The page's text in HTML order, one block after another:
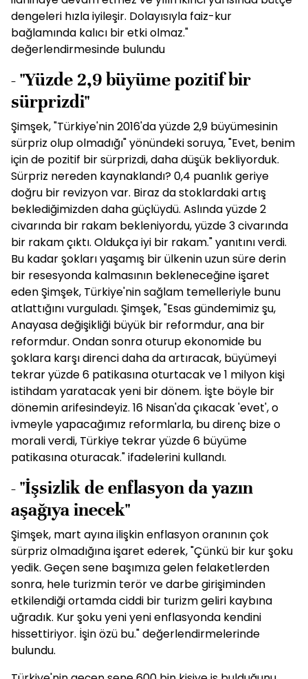
dengeleri hızla iyileşir. Dolayısıyla faiz-kur
bağlamında kalıcı bir etki olmaz."
değerlendirmesinde bulundu
- "Yüzde 2,9 büyüme pozitif bir
sürprizdi"
Şimşek, "Türkiye'nin 2016'da yüzde 2,9 büyümesinin
sürpriz olup olmadığı" yönündeki soruya, "Evet, benim
için de pozitif bir sürprizdi, daha düşük bekliyorduk.
Sürpriz nereden kaynaklandı? 0,4 puanlık geriye
doğru bir revizyon var. Biraz da stoklardaki artış
beklediğimizden daha güçlüydü. Aslında yüzde 2
civarında bir rakam bekleniyordu, yüzde 3 civarında
bir rakam çıktı. Oldukça iyi bir rakam." yanıtını verdi.
Bu kadar şokları yaşamış bir ülkenin uzun süre derin
bir resesyonda kalmasının bekleneceğine işaret
eden Şimşek, Türkiye'nin sağlam temelleriyle bunu
atlattığını vurguladı. Şimşek, "Esas gündemimiz şu,
Anayasa değişikliği büyük bir reformdur, ana bir
reformdur. Ondan sonra oturup ekonomide bu
şoklara karşı direnci daha da artıracak, büyümeyi
tekrar yüzde 6 patikasına oturtacak ve 1 milyon kişi
istihdam yaratacak yeni bir dönem. İşte böyle bir
dönemin arifesindeyiz. 16 Nisan'da çıkacak 'evet', o
ivmeyle yapacağımız reformlarla, bu direnç bize o
morali verdi, Türkiye tekrar yüzde 6 büyüme
patikasına oturacak." ifadelerini kullandı.
- "İşsizlik de enflasyon da yazın
aşağıya inecek"
Şimşek, mart ayına ilişkin enflasyon oranının çok
sürpriz olmadığına işaret ederek, "Çünkü bir kur şoku
yedik. Geçen sene başımıza gelen felaketlerden
sonra, hele turizmin terör ve darbe girişiminden
etkilendiği ortamda ciddi bir turizm geliri kaybına
uğradık. Kur şoku yeni yeni enflasyonda kendini
hissettiriyor. İşin özü bu." değerlendirmelerinde
bulundu.